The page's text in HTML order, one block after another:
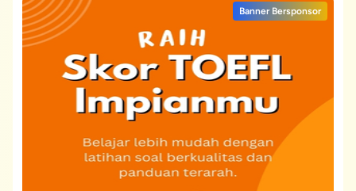
Banner Bersponsor